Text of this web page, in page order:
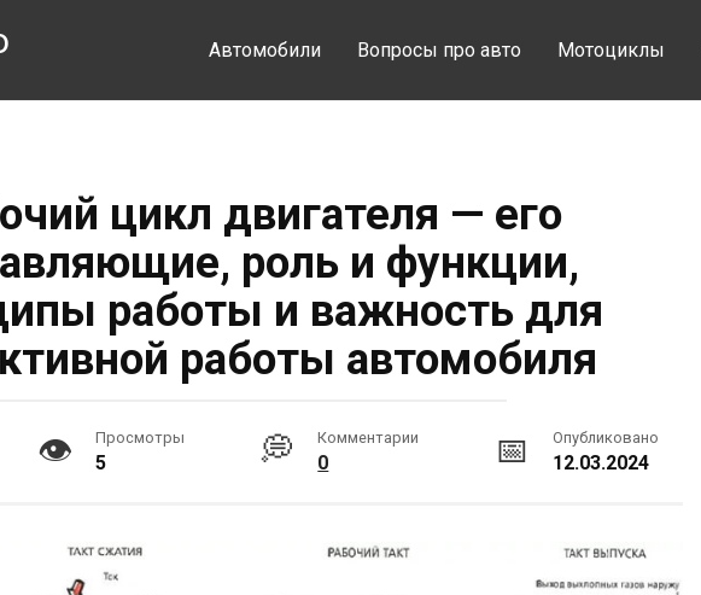
Автомобили Вопросы про авто Мотоциклы
цикл двигателя — его
роль и функции,
работы и важность для
работы автомобиля
Просмотры
5
Комментарии
0
Опубликовано
12.03.2024